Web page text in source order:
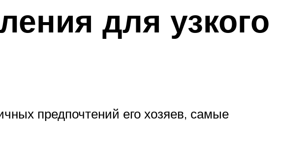
для узкого
предпочтений его хозяев, самые